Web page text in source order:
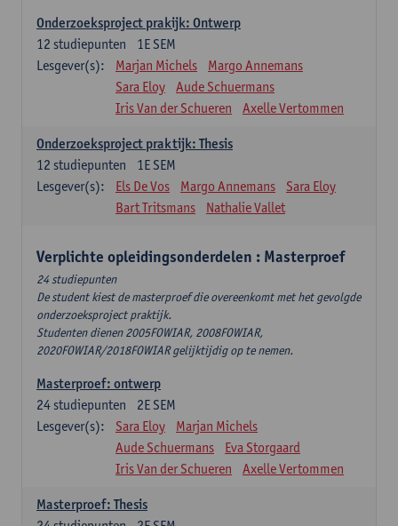
Onderzoeksproject prakijk: Ontwerp
1E SEM
12 studiepunten
Lesgever(s):
Marjan Michels
Margo Annemans
Sara Eloy
Aude Schuermans
Iris Van der Schueren
Axelle Vertommen
Onderzoeksproject praktijk: Thesis
1E SEM
12 studiepunten
Lesgever(s):
Els De Vos Margo Annemans
Sara Eloy
Bart Tritsmans
Nathalie Vallet
Verplichte opleidingsonderdelen : Masterproef
24 studiepunten
De student kiest de masterproef die overeenkomt met het gevolgde
onderzoeksproject praktijk.
Studenten dienen 2005FOWIAR, 2008FOWIAR,
2020FOWIAR/2018FOWIAR gelijktijdig op te nemen.
Masterproef: ontwerp
2E SEM
24studiepunten
Lesgever(s):
Sara Eloy
Marjan Michels
Aude Schuermans
Eva Storgaard
Iris Van der Schueren
Axelle Vertommen
Masterproef: Thesis